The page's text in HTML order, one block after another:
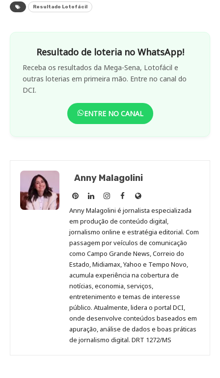
Resultado Lotofácil
Resultado de loteria no WhatsApp!
Receba os resultados da Mega-Sena, Lotofácil e
outras loterias em primeira mão. Entre no canal do
DCI.
ENTRE NO CANAL
Anny Malagolini
Anny
Malagolini
no
Pinterest
Anny
Malagolini
no
LinkedIn
Anny
Malagolini
no
Instagram
Anny
Malagolini
no
Facebook
Site
de
Anny
Malagolini
Anny Malagolini é jornalista especializada
em produção de conteúdo digital,
jornalismo online e estratégia editorial. Com
passagem por veículos de comunicação
como Campo Grande News, Correio do
Estado, Midiamax, Yahoo e Tempo Novo,
acumula experiência na cobertura de
notícias, economia, serviços,
entretenimento e temas de interesse
público. Atualmente, lidera o portal DCI,
onde desenvolve conteúdos baseados em
apuração, análise de dados e boas práticas
de jornalismo digital. DRT 1272/MS